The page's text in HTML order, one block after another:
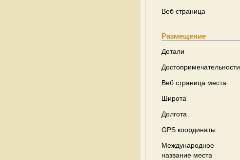
Веб страница
Размещение
Детали
Достопримечательности
Веб страница места
Широта
Долгота
GPS координаты
Международное
название места